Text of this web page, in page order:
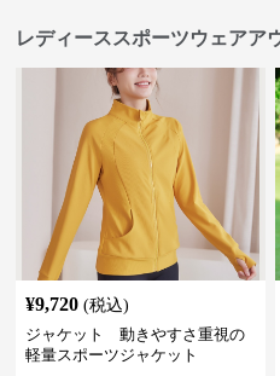
レディーススポーツウェアア
¥9,720 (税込)
ジャケット 動きやすさ重視の
軽量スポーツジャケット